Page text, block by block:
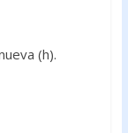
(h).